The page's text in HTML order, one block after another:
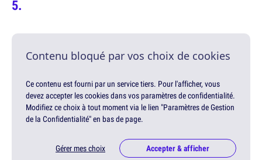
Contenu bloqué par vos choix de cookies
Ce contenu est fourni par un service tiers. Pour l'afficher, vous
devez accepter les cookies dans vos paramètres de confidentialité.
Modifiez ce choix à tout moment via le lien "Paramètres de Gestion
de la Confidentialité" en bas de page.
Gérer mes choix Accepter & afficher